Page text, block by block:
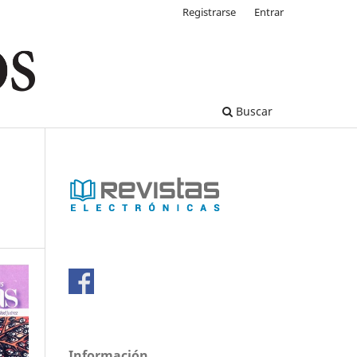
Buscar
Registrarse Entrar